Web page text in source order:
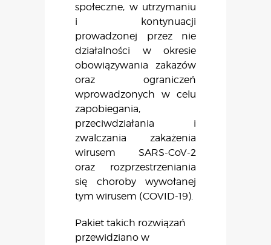
społeczne, w utrzymaniu
i kontynuacji
prowadzonej przez nie
działalności w okresie
obowiązywania zakazów
oraz ograniczeń
wprowadzonych w celu
zapobiegania,
przeciwdziałania i
zwalczania zakażenia
wirusem SARS-CoV-2
oraz rozprzestrzeniania
się choroby wywołanej
tym wirusem (COVID-19).
Pakiet takich rozwiązań
przewidziano w